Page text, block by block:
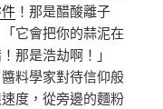
！那是醋酸離子
它會把你的蒜泥在
那是浩劫啊！」
料學家對待信仰般
度，從旁邊的麵粉